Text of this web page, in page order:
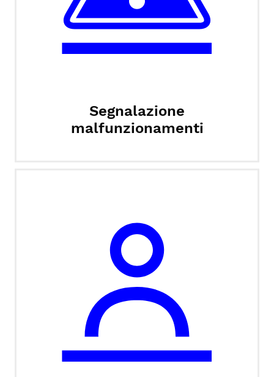
Segnalazione
malfunzionamenti